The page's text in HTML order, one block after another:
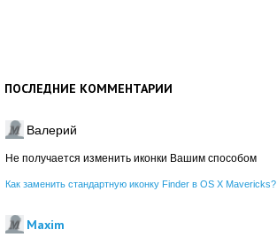
ПОСЛЕДНИЕ КОММЕНТАРИИ
Валерий
Не получается изменить иконки Вашим способом
Как заменить стандартную иконку Finder в OS X Mavericks?
Maxim